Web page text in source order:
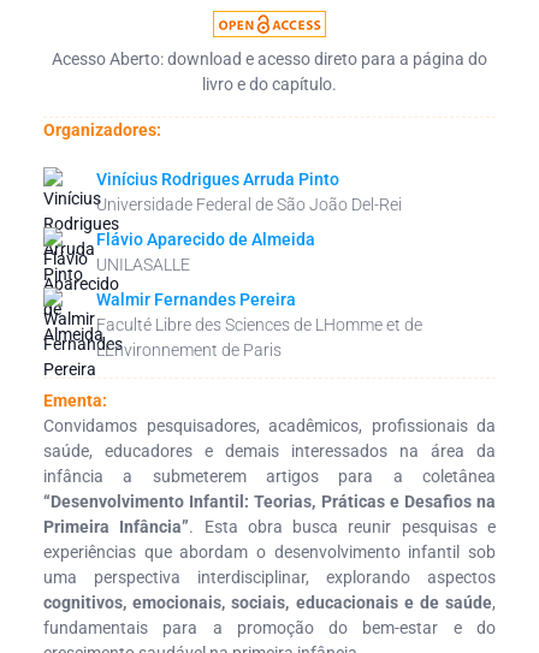
Acesso Aberto: download e acesso direto para a página do
livro e do capítulo.
Organizadores:
Vinícius Rodrigues Arruda Pinto
Universidade Federal de São João Del-Rei
Flávio Aparecido de Almeida
UNILASALLE
Walmir Fernandes Pereira
Faculté Libre des Sciences de LHomme et de
LEnvironnement de Paris
Ementa:
Convidamos pesquisadores, acadêmicos, profissionais da
saúde, educadores e demais interessados na área da
infância a submeterem artigos para a coletânea
“Desenvolvimento Infantil: Teorias, Práticas e Desafios na
Primeira Infância”. Esta obra busca reunir pesquisas e
experiências que abordam o desenvolvimento infantil sob
uma perspectiva interdisciplinar, explorando aspectos
cognitivos, emocionais, sociais, educacionais e de saúde,
fundamentais para a promoção do bem-estar e do